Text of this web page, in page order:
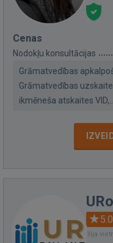
Cenas
Nodokļu konsultācijas
Grāmatvedības
Grāmatvedības
ikmēneša atskaites VID,...
5.0
Bija